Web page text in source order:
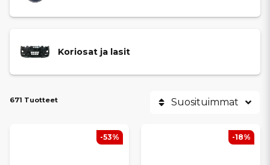
Koriosat ja lasit
671 Tuotteet Suosituimmat
-53% -18%